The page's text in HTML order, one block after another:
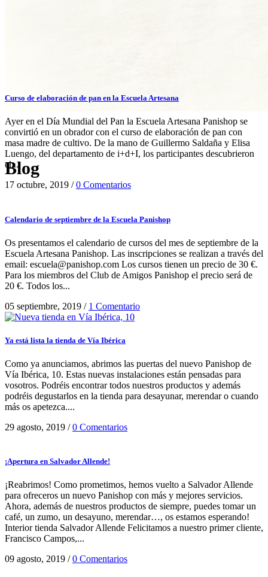
Blog
Curso de elaboración de pan en la Escuela Artesana
Ayer en el Día Mundial del Pan la Escuela Artesana Panishop se
convirtió en un obrador con el curso de elaboración de pan con
masa madre de cultivo. De la mano de Guillermo Saldaña y Elisa
Luengo, del departamento de i+d+I, los participantes descubrieron
el...
17 octubre, 2019 /0 Comentarios
Calendario de septiembre de la Escuela Panishop
Os presentamos el calendario de cursos del mes de septiembre de la
Escuela Artesana Panishop. Las inscripciones se realizan a través del
email: escuela@panishop.com Los cursos tienen un precio de 30 €.
Para los miembros del Club de Amigos Panishop el precio será de
20 €. Todos los...
05 septiembre, 2019 / 1 Comentario
Ya está lista la tienda de Vía Ibérica
Como ya anunciamos, abrimos las puertas del nuevo Panishop de
Vía Ibérica, 10. Estas nuevas instalaciones están pensadas para
vosotros. Podréis encontrar todos nuestros productos y además
podréis degustarlos en la tienda para desayunar, merendar o cuando
más os apetezca....
29 agosto, 2019 /0 Comentarios
¡Apertura en Salvador Allende!
¡Reabrimos! Como prometimos, hemos vuelto a Salvador Allende
para ofreceros un nuevo Panishop con más y mejores servicios.
Ahora, además de nuestros productos de siempre, puedes tomar un
café, un zumo, un desayuno, merendar…, os estamos esperando!
Interior tienda Salvador Allende Felicitamos a nuestro primer cliente,
Francisco Campos,...
09 agosto, 2019 /0 Comentarios